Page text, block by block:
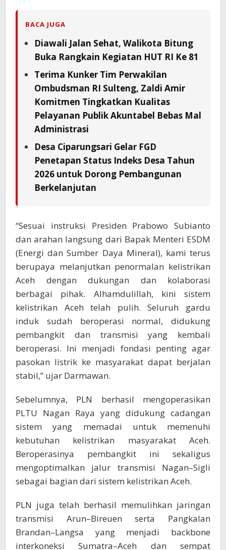
BACA JUGA
Diawali Jalan Sehat, Walikota Bitung
Buka Rangkain Kegiatan HUT RI Ke 81
Terima Kunker Tim Perwakilan
Ombudsman RI Sulteng, Zaldi Amir
Komitmen Tingkatkan Kualitas
Pelayanan Publik Akuntabel Bebas Mal
Administrasi
Desa Ciparungsari Gelar FGD
Penetapan Status Indeks Desa Tahun
2026 untuk Dorong Pembangunan
Berkelanjutan
“Sesuai instruksi Presiden Prabowo Subianto
dan arahan langsung dari Bapak Menteri ESDM
(Energi dan Sumber Daya Mineral), kami terus
berupaya melanjutkan penormalan kelistrikan
Aceh dengan dukungan dan kolaborasi
berbagai pihak. Alhamdulillah, kini sistem
kelistrikan Aceh telah pulih. Seluruh gardu
induk sudah beroperasi normal, didukung
pembangkit dan transmisi yang kembali
beroperasi. Ini menjadi fondasi penting agar
pasokan listrik ke masyarakat dapat berjalan
stabil,” ujar Darmawan.
Sebelumnya, PLN berhasil mengoperasikan
PLTU Nagan Raya yang didukung cadangan
sistem yang memadai untuk memenuhi
kebutuhan kelistrikan masyarakat Aceh.
Beroperasinya pembangkit ini sekaligus
mengoptimalkan jalur transmisi Nagan–Sigli
sebagai bagian dari sistem kelistrikan Aceh.
PLN juga telah berhasil memulihkan jaringan
transmisi Arun–Bireuen serta Pangkalan
Brandan–Langsa yang menjadi backbone
interkoneksi Sumatra–Aceh dan sempat